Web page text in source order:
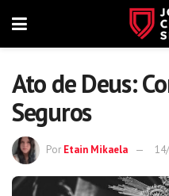
Ato de Deus:
Seguros
Por Etain Mikaela